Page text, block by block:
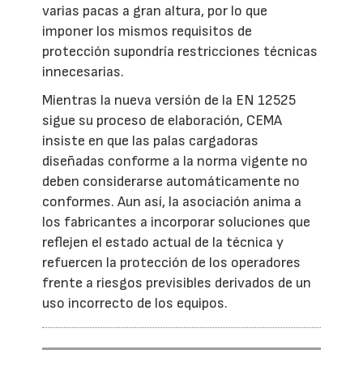
varias pacas a gran altura, por lo que
imponer los mismos requisitos de
protección supondría restricciones técnicas
innecesarias.
Mientras la nueva versión de la EN 12525
sigue su proceso de elaboración, CEMA
insiste en que las palas cargadoras
diseñadas conforme a la norma vigente no
deben considerarse automáticamente no
conformes. Aun así, la asociación anima a
los fabricantes a incorporar soluciones que
reflejen el estado actual de la técnica y
refuercen la protección de los operadores
frente a riesgos previsibles derivados de un
uso incorrecto de los equipos.